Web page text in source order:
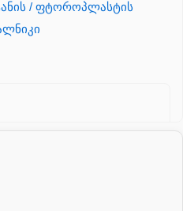
/ ფტოროპლასტის